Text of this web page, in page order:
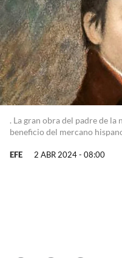
. La gran obra del padre de la
beneficio del mercano
EFE 2 ABR 2024 - 08:00